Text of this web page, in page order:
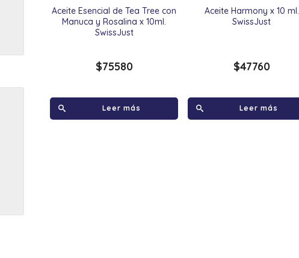
Aceite Esencial de Tea Tree con
Manuca y Rosalina x 10ml.
SwissJust
$75580
Leer más
Aceite Harmony x 10 ml.
SwissJust
$47760
Leer más